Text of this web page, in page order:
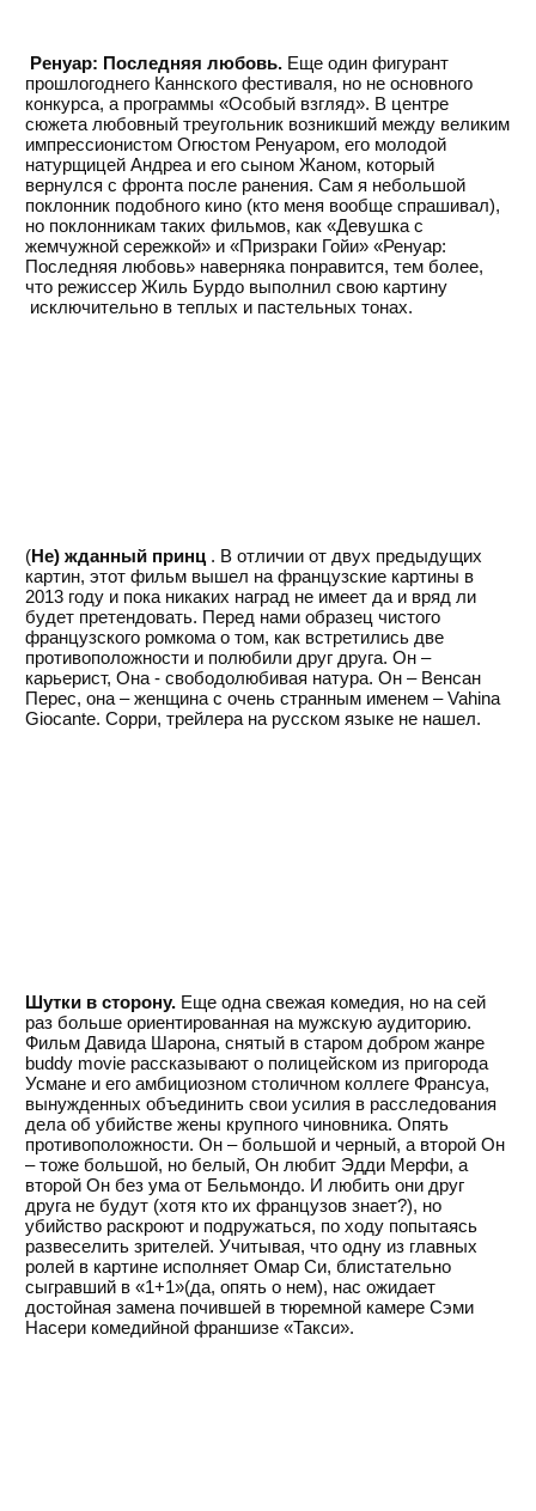
Ренуар: Последняя любовь. Еще один фигурант
прошлогоднего Каннского фестиваля, но не основного
конкурса, а программы «Особый взгляд». В центре
сюжета любовный треугольник возникший между великим
импрессионистом Огюстом Ренуаром, его молодой
натурщицей Андреа и его сыном Жаном, который
вернулся с фронта после ранения. Сам я небольшой
поклонник подобного кино (кто меня вообще спрашивал),
но поклонникам таких фильмов, как «Девушка с
жемчужной сережкой» и «Призраки Гойи» «Ренуар:
Последняя любовь» наверняка понравится, тем более,
что режиссер Жиль Бурдо выполнил свою картину
исключительно в теплых и пастельных тонах.
(Не) жданный принц . В отличии от двух предыдущих
картин, этот фильм вышел на французские картины в
2013 году и пока никаких наград не имеет да и вряд ли
будет претендовать. Перед нами образец чистого
французского ромкома о том, как встретились две
противоположности и полюбили друг друга. Он –
карьерист, Она - свободолюбивая натура. Он – Венсан
Перес, она – женщина с очень странным именем – Vahina
Giocante. Сорри, трейлера на русском языке не нашел.
Шутки в сторону. Еще одна свежая комедия, но на сей
раз больше ориентированная на мужскую аудиторию.
Фильм Давида Шарона, снятый в старом добром жанре
buddy movie рассказывают о полицейском из пригорода
Усмане и его амбициозном столичном коллеге Франсуа,
вынужденных объединить свои усилия в расследования
дела об убийстве жены крупного чиновника. Опять
противоположности. Он – большой и черный, а второй Он
– тоже большой, но белый, Он любит Эдди Мерфи, а
второй Он без ума от Бельмондо. И любить они друг
друга не будут (хотя кто их французов знает?), но
убийство раскроют и подружаться, по ходу попытаясь
развеселить зрителей. Учитывая, что одну из главных
ролей в картине исполняет Омар Си, блистательно
сыгравший в «1+1»(да, опять о нем), нас ожидает
достойная замена почившей в тюремной камере Сэми
Насери комедийной франшизе «Такси».